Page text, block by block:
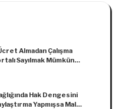
Almadan Çalışma
Sayılmak Mümkün
Hak Dengesini
Yapmışsa Mal